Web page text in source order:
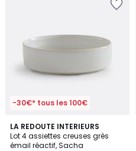
27,99
-30€* tous les 100€
LA REDOUTE INTERIEURS
Lot 4 assiettes creuses grès
émail réactif, Sacha
4
/
5
3
Couleurs